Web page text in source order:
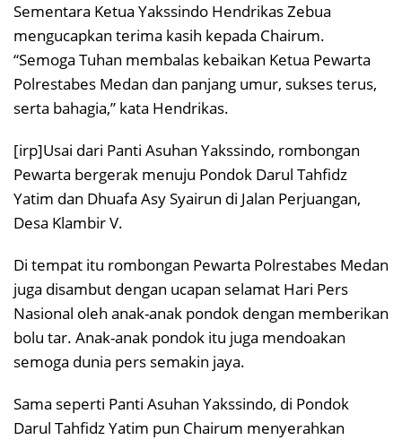
Sementara Ketua Yakssindo Hendrikas Zebua
mengucapkan terima kasih kepada Chairum.
“Semoga Tuhan membalas kebaikan Ketua Pewarta
Polrestabes Medan dan panjang umur, sukses terus,
serta bahagia,” kata Hendrikas.
[irp]Usai dari Panti Asuhan Yakssindo, rombongan
Pewarta bergerak menuju Pondok Darul Tahfidz
Yatim dan Dhuafa Asy Syairun di Jalan Perjuangan,
Desa Klambir V.
Di tempat itu rombongan Pewarta Polrestabes Medan
juga disambut dengan ucapan selamat Hari Pers
Nasional oleh anak-anak pondok dengan memberikan
bolu tar. Anak-anak pondok itu juga mendoakan
semoga dunia pers semakin jaya.
Sama seperti Panti Asuhan Yakssindo, di Pondok
Darul Tahfidz Yatim pun Chairum menyerahkan